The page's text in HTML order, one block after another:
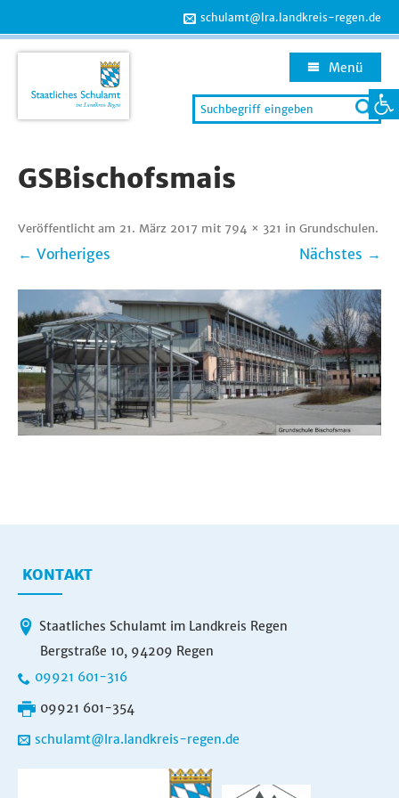
schulamt@lra.landkreis-regen.de
Search
for:
Menü
springen
GSBischofsmais
Veröffentlicht am 21. März 2017 mit 794 × 321 in Grundschulen.
← Vorheriges Nächstes →
KONTAKT
Staatliches Schulamt im Landkreis Regen
Bergstraße 10, 94209 Regen
09921 601-316
09921 601-354
schulamt@lra.landkreis-regen.de